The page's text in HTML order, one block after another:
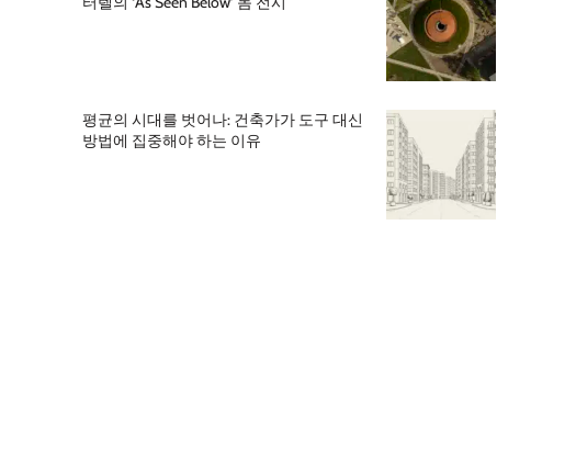
평균의 시대를 벗어나: 건축가가 도구 대신
방법에 집중해야 하는 이유